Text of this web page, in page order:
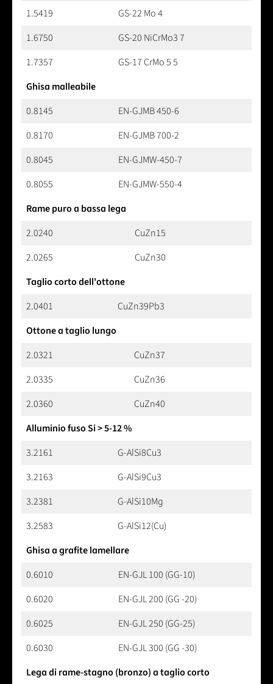
1.5419
GS-22 Mo 4
1.6750
GS-20 NiCrMo3 7
1.7357
GS-17 CrMo 5 5
Ghisa malleabile
0.8145
EN-GJMB 450-6
0.8170
EN-GJMB 700-2
0.8045
EN-GJMW-450-7
0.8055
EN-GJMW-550-4
Rame puro a bassa lega
2.0240
CuZn15
2.0265
CuZn30
Taglio corto dell'ottone
2.0401
CuZn39Pb3
Ottone a taglio lungo
2.0321
CuZn37
2.0335
CuZn36
2.0360
CuZn40
Alluminio fuso Si > 5-12 %
3.2161
G-AlSi8Cu3
3.2163
G-AlSi9Cu3
3.2381
G-AlSi10Mg
3.2583
G-AlSi12(Cu)
Ghisa a grafite lamellare
0.6010
EN-GJL 100 (GG-10)
0.6020
EN-GJL 200 (GG -20)
0.6025
EN-GJL 250 (GG-25)
0.6030
EN-GJL 300 (GG -30)
Lega di rame-stagno (bronzo) a taglio corto